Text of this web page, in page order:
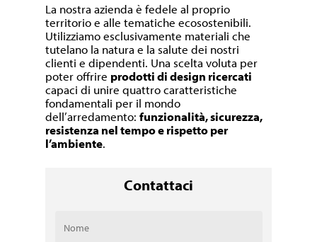
La nostra azienda è fedele al proprio
territorio e alle tematiche ecosostenibili.
Utilizziamo esclusivamente materiali che
tutelano la natura e la salute dei nostri
clienti e dipendenti. Una scelta voluta per
poter offrire prodotti di design ricercati
capaci di unire quattro caratteristiche
fondamentali per il mondo
dell’arredamento:funzionalità, sicurezza,
resistenza nel tempo e rispetto per
l’ambiente.
Contattaci